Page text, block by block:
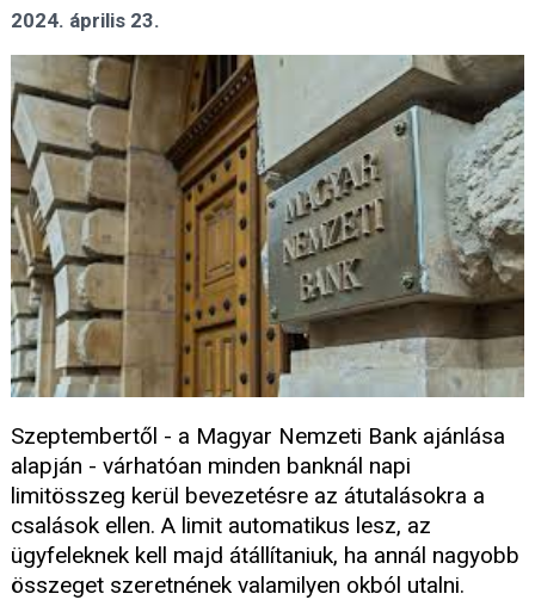
2024. április 23.
Szeptembertől - a Magyar Nemzeti Bank ajánlása
alapján - várhatóan minden banknál napi
limitösszeg kerül bevezetésre az átutalásokra a
csalások ellen. A limit automatikus lesz, az
ügyfeleknek kell majd átállítaniuk, ha annál nagyobb
összeget szeretnének valamilyen okból utalni.